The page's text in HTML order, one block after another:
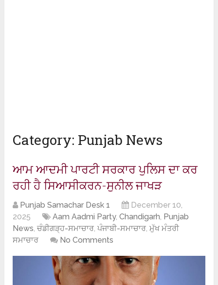
Category: Punjab News
ਆਮ ਆਦਮੀ ਪਾਰਟੀ ਸਰਕਾਰ ਪੁਲਿਸ ਦਾ ਕਰ
ਰਹੀ ਹੈ ਸਿਆਸੀਕਰਨ-ਸੁਨੀਲ ਜਾਖੜ
Punjab Samachar Desk 1
December 10,
2025
Aam Aadmi Party,Chandigarh, Punjab
News,ਚੰਡੀਗੜ੍ਹ-ਸਮਾਚਾਰ,ਪੰਜਾਬੀ-ਸਮਾਚਾਰ,ਮੁੱਖ ਮੰਤਰੀ
ਸਮਾਚਾਰ
No Comments